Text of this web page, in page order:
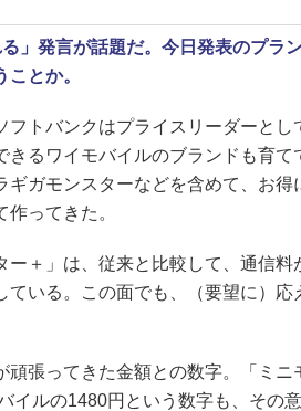
」発言が話題だ。今日発表のプラ
とか。
トバンクはプライスリーダーとし
きるワイモバイルのブランドも育て
ガモンスターなどを含めて、お得
ってきた。
＋」は、従来と比較して、通信料
いる。この面でも、（要望に）応
張ってきた金額との数字。「ミニ
イルの1480円という数字も、その